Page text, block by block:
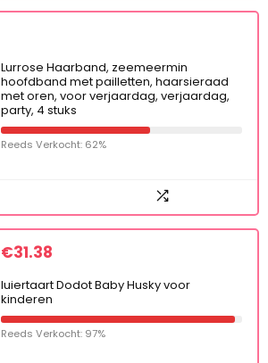
Lurrose Haarband, zeemeermin
hoofdband met pailletten, haarsieraad
met oren, voor verjaardag, verjaardag,
party, 4 stuks
Reeds Verkocht: 62%
€31.38
luiertaart Dodot Baby Husky voor
kinderen
Reeds Verkocht: 97%